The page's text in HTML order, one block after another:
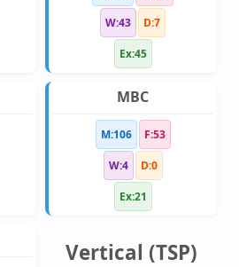
W:43 D:7
Ex:45
MBC
M:106 F:53
W:4 D:0
Ex:21
Vertical (TSP)